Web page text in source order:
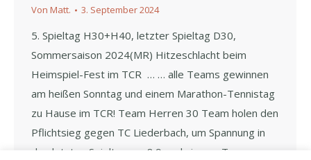
Von Matt. 3. September 2024
5. Spieltag H30+H40, letzter Spieltag D30,
Sommersaison 2024(MR) Hitzeschlacht beim
Heimspiel-Fest im TCR … … alle Teams gewinnen
am heißen Sonntag und einem Marathon-Tennistag
zu Hause im TCR! Team Herren 30 Team holen den
Pflichtsieg gegen TC Liederbach, um Spannung in
den letzten Spieltag am 8.9. zu bringen. Team